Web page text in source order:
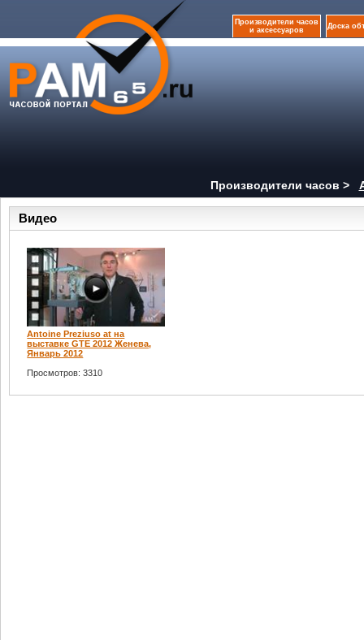
Производители часов
и аксессуаров
Доска
Производители часов >
Видео
Antoine Preziuso at на
выставке GTE 2012 Женева,
Январь 2012
Просмотров: 3310